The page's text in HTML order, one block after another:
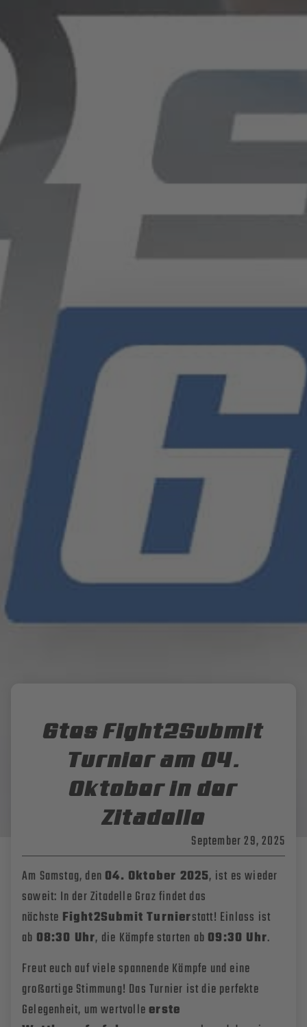
6tes Fight2Submit
Turnier am 04.
Oktober in der
Zitadelle
September 29, 2025
Am Samstag, den 04. Oktober 2025, ist es wieder
soweit: In der Zitadelle Graz findet das
nächste Fight2Submit Turnierstatt! Einlass ist
ab 08:30 Uhr, die Kämpfe starten ab 09:30 Uhr.
Freut euch auf viele spannende Kämpfe und eine
großartige Stimmung! Das Turnier ist die perfekte
Gelegenheit, um wertvolleerste